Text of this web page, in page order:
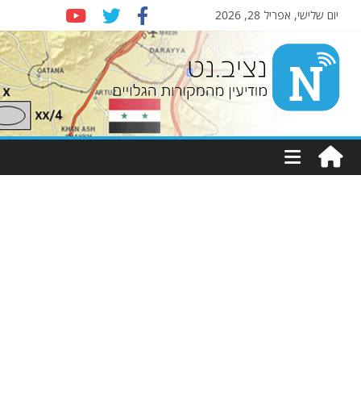
יום שלישי, אפריל 28, 2026
Nziv.net
מודיעין
מהמקורות